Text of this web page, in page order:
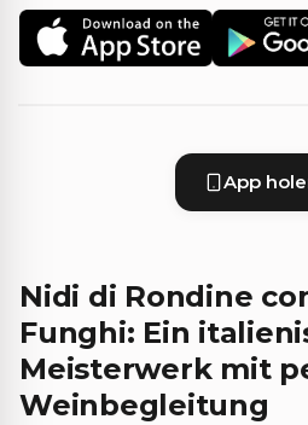
App
Nidi di Rondine
Funghi: Ein
Meisterwerk mit
Weinbegleitung